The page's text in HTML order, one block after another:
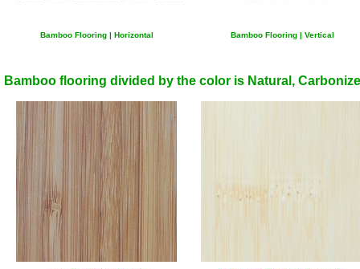
Bamboo Flooring | Horizontal Bamboo Flooring | Vertical
Bamboo flooring divided by the color is Natural,